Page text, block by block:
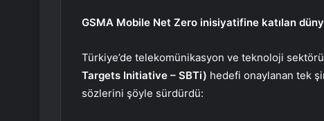
GSMA Mobile Net Zero inisiyatifine katılan
Türkiye’de telekomünikasyon ve teknoloji
Targets Initiative – SBTi) hedefi onaylanan tek
sözlerini şöyle sürdürdü: